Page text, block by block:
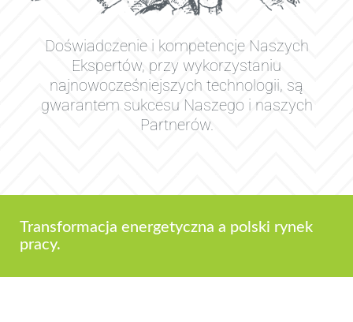
Doświadczenie i kompetencje Naszych
Ekspertów, przy wykorzystaniu
najnowocześniejszych technologii, są
gwarantem sukcesu Naszego i naszych
Partnerów.
Transformacja energetyczna a polski rynek
pracy.